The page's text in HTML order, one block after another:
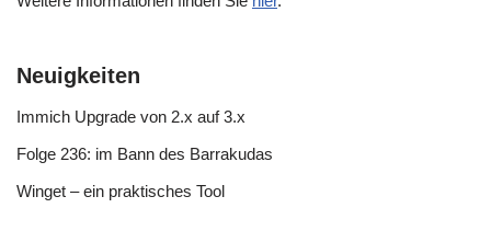
Neuigkeiten
Immich Upgrade von 2.x auf 3.x
Folge 236: im Bann des Barrakudas
Winget – ein praktisches Tool